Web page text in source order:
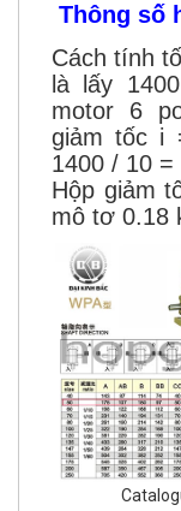
Thông số
Cách tính
là lấy
motor 6
giảm tốc i
1400 / 10
Hộp giảm
mô tơ 0.18